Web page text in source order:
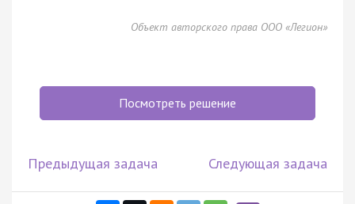
Объект авторского права ООО «Легион»
Посмотреть решение
Предыдущая задача Следующая задача